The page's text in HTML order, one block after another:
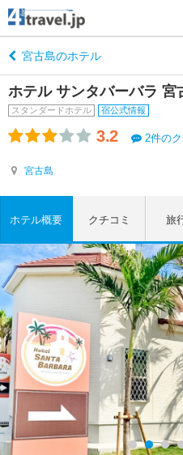
宮古島のホテル
ホテル サンタバーバラ 宮
スタンダードホテル 宿公式情報
3.2 2件のク
宮古島
ホテル概要 クチコミ 旅